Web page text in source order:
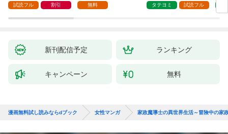
試読フル 割引 無料 タテヨミ 試読フル
新刊配信予定 ランキング
キャンペーン 無料
漫画無料試し読みならdブック 女性マンガ 家政魔導士の異世界生活～冒険中の